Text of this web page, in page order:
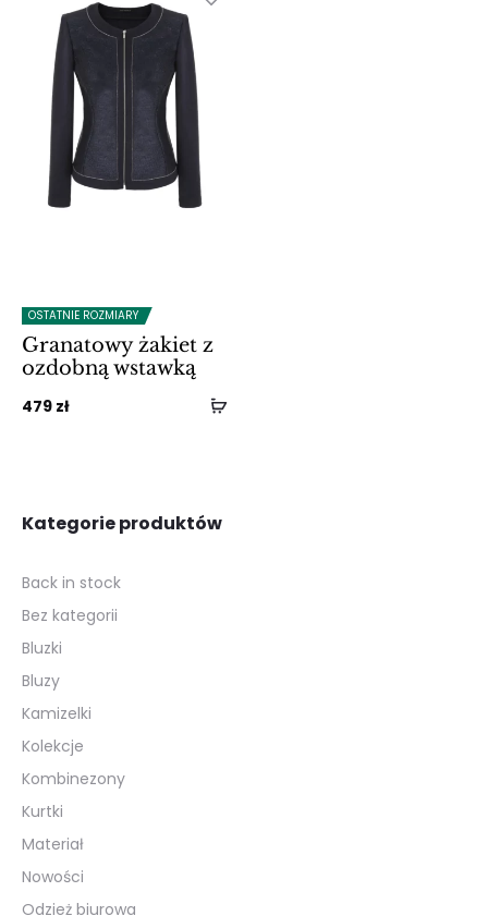
OSTATNIE ROZMIARY
Granatowy żakiet z
ozdobną wstawką
479 zł
Kategorie produktów
Back in stock
Bez kategorii
Bluzki
Bluzy
Kamizelki
Kolekcje
Kombinezony
Kurtki
Materiał
Nowości
Odzież biurowa